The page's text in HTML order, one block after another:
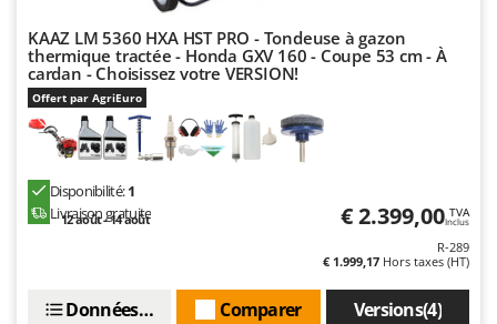
Officine Savioli
Oliviero
Olix
OMA
Omas
Ompagrill
Ooni
KAAZ LM 5360 HXA HST PRO - Tondeuse à gazon
thermique tractée - Honda GXV 160 - Coupe 53 cm - À
cardan - Choisissez votre VERSION!
Offert par AgriEuro
Disponibilité:1
Livraison gratuite
12 août - 14 août € 2.399,00 TVA
Inclus
R-289
€ 1.999,17 Hors taxes (HT)
Versions(4)
Comparer
Données techniques